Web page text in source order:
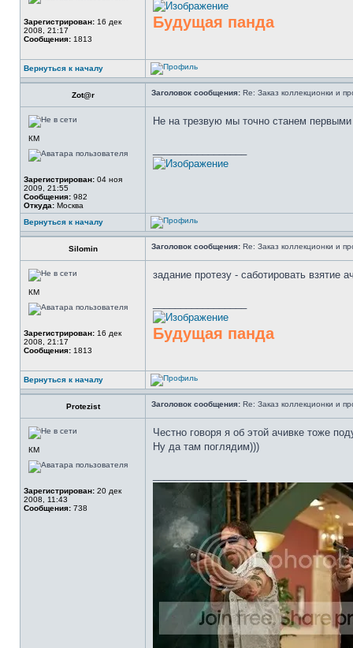
Зарегистрирован: 16 дек
2008, 21:17
Сообщения: 1813
Будущая панда
Вернуться к началу
Zot@r Заголовок сообщения: Re: Заказ коллекционки и
КМ
Зарегистрирован: 04 ноя
2009, 21:55
Сообщения: 982
Откуда: Москва
Не на трезвую мы точно станем
Вернуться к началу
Silomin Заголовок сообщения: Re: Заказ коллекционки и
КМ
Зарегистрирован: 16 дек
2008, 21:17
Сообщения: 1813
задание протезу - саботировать взятие
Будущая панда
Вернуться к началу
Protezist Заголовок сообщения: Re: Заказ коллекционки и
КМ
Зарегистрирован: 20 дек
2008, 11:43
Сообщения: 738
Честно говоря я об этой ачивке тоже
Ну да там поглядим)))